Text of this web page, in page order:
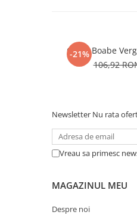
-21%
Cafea Boabe
106,92
Newsletter Nu rata
Vreau sa primesc
MAGAZINUL MEU
Despre noi